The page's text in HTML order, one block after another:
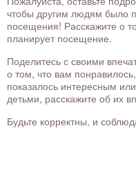
чтобы другим людям было
посещения! Расскажите о
планирует посещение.
Поделитесь с своими
о том, что вам
показалось интересным
детьми, расскажите об их
Будьте корректны, и